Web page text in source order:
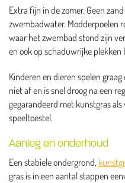
Extra fijn in de zomer. Geen
zwembadwater. Modderpoelen
waar het zwembad stond zijn
en ook op schaduwrijke plekken
Kinderen en dieren spelen
niet af en is snel droog na een
gegarandeerd met kunstgras
speeltoestel.
Aanleg en onderhoud
Een stabiele ondergrond,
gras is in een aantal stappen